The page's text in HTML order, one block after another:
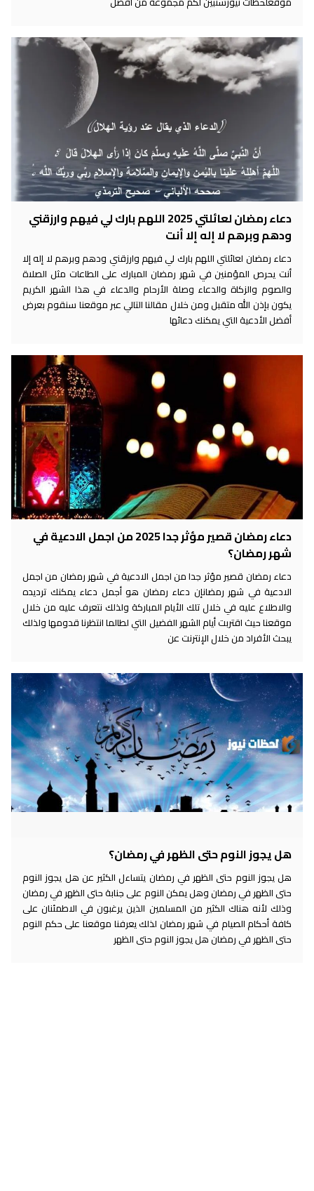
دعاء رمضان لعائلتي 2025 اللهم بارك لي فيهم وارزقني
ودهم وبرهم لا إله إلا أنت
دعاء رمضان لعائلتي اللهم بارك لي فيهم وارزقني ودهم وبرهم لا إله إلا
أنت يحرص المؤمنين في شهر رمضان المبارك على الطاعات مثل الصلاة
والصوم والزكاة والدعاء وصلة الأرحام والدعاء في هذا الشهر الكريم
يكون بإذن الله متقبل ومن خلال مقالنا التالي عبر موقعنا سنقوم بعرض
أفضل الأدعية التي يمكنك دعائها
دعاء رمضان قصير مؤثر جدا 2025 من اجمل الادعية في
شهر رمضان؟
دعاء رمضان قصير مؤثر جدا من اجمل الادعية في شهر رمضان من اجمل
الادعية في شهر رمضانإن دعاء رمضان هو أجمل دعاء يمكنك ترديده
والاطلاع عليه في خلال تلك الأيام المباركة ولذلك نتعرف عليه من خلال
موقعنا حيث اقتربت أيام الشهر الفضيل التي لطالما انتظرنا قدومها ولذلك
يبحث الأفراد من خلال الإنترنت عن
هل يجوز النوم حتى الظهر في رمضان؟
هل يجوز النوم حتى الظهر في رمضان يتساءل الكثير عن هل يجوز النوم
حتى الظهر في رمضان وهل يمكن النوم على جنابة حتى الظهر في رمضان
وذلك لأنه هناك الكثير من المسلمين الذين يرغبون في الاطمئنان على
كافة أحكام الصيام في شهر رمضان لذلك يعرفنا موقعنا على حكم النوم
حتى الظهر في رمضان هل يجوز النوم حتى الظهر